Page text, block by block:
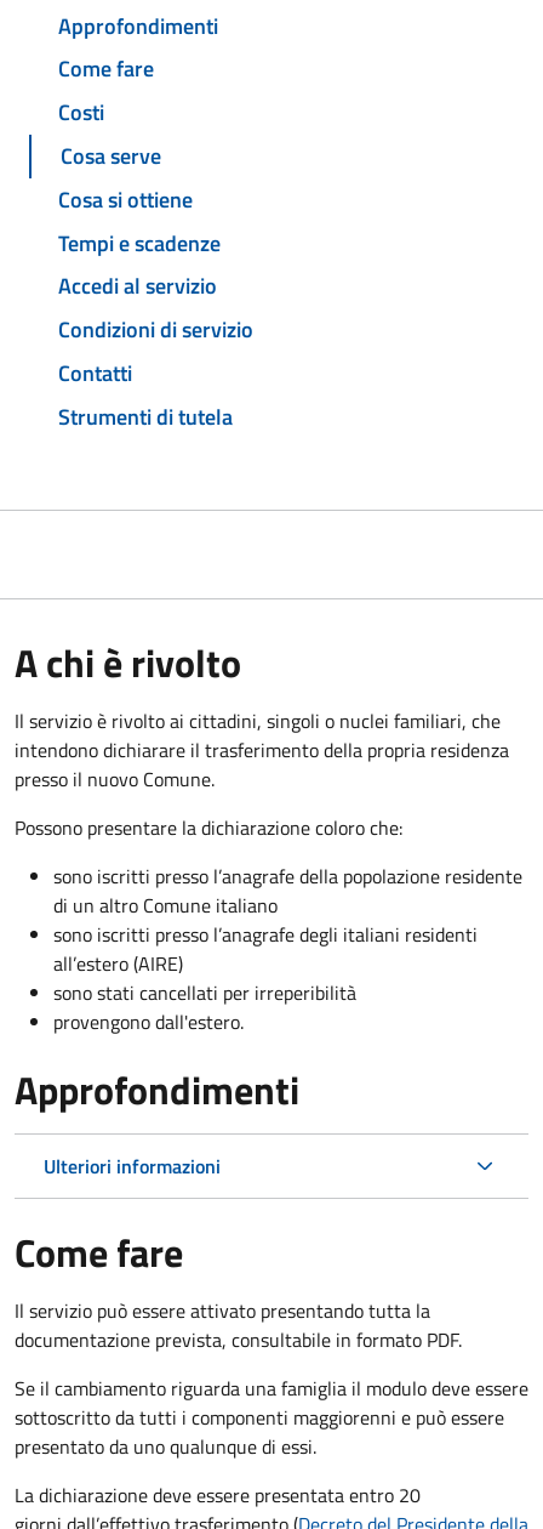
Approfondimenti
Come fare
Costi
Cosa serve
Cosa si ottiene
Tempi e scadenze
Accedi al servizio
Condizioni di servizio
Contatti
Strumenti di tutela
A chi è rivolto
Il servizio è rivolto ai cittadini, singoli o nuclei familiari, che
intendono dichiarare il trasferimento della propria residenza
presso il nuovo Comune.
Possono presentare la dichiarazione coloroche:
sono iscritti presso l’anagrafe della popolazione residente
di un altro Comune italiano
sono iscritti presso l’anagrafe degli italiani residenti
all’estero (AIRE)
sono stati cancellati per irreperibilità
provengono dall'estero.
Approfondimenti
Ulteriori informazioni
Come fare
Il servizio può essere attivato presentando tutta la
documentazione prevista, consultabile in formato PDF.
Se il cambiamento riguarda una famiglia il modulo deve essere
sottoscritto da tutti i componenti maggiorenni e può essere
presentato da uno qualunque di essi.
La dichiarazione deve essere presentata entro 20